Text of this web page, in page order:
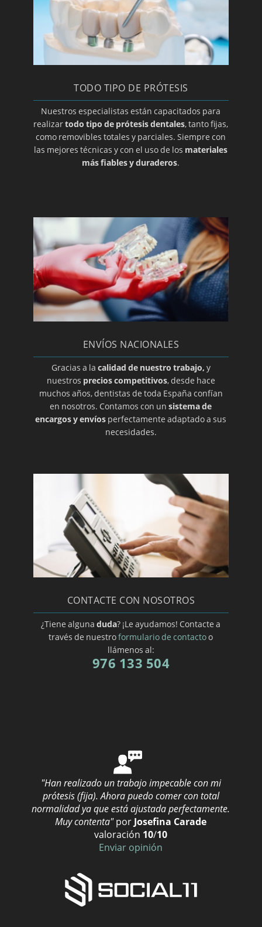
TODO TIPO DE PRÓTESIS
Nuestros especialistas están capacitados para
realizartodo tipo de prótesis dentales, tanto fijas,
como removibles totales y parciales. Siempre con
las mejores técnicas y con el uso de los materiales
más fiables y duraderos.
ENVÍOS NACIONALES
Gracias a la calidad de nuestro trabajo, y
nuestros precios competitivos, desde hace
muchos años, dentistas de toda España confían
en nosotros. Contamos con unsistema de
encargos y envíos perfectamente adaptado a sus
necesidades.
CONTACTE CON NOSOTROS
¿Tiene alguna duda? ¡Le ayudamos! Contacte a
través de nuestroformulario de contactoo
llámenos al:
976 133 504
"Han realizado un trabajo impecable con mi
prótesis (fija). Ahora puedo comer con total
normalidad ya que está ajustada perfectamente.
Muy contenta" por Josefina Carade
valoración 10/10
Enviar opinión